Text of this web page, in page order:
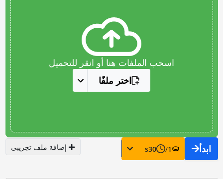
اسحب الملفات هنا أو انقر للتحميل
اختر ملفًا
ابدأ 1
/
30
s إضافة ملف تجريبي